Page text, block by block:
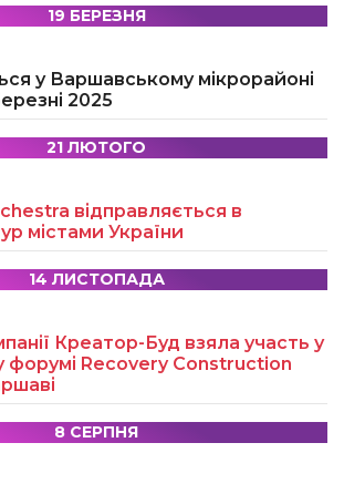
19 БЕРЕЗНЯ
у Варшавському мікрорайоні
2025
21 ЛЮТОГО
відправляється в
містами України
14 ЛИСТОПАДА
Креатор-Буд взяла участь у
форумі Recovery Construction
8 СЕРПНЯ